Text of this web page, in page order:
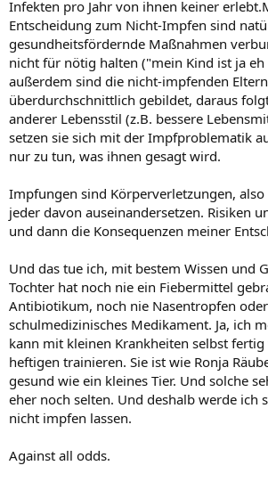
Infekten pro Jahr von ihnen keiner
Entscheidung zum Nicht-Impfen sind
gesundheitsfördernde Maßnahmen
nicht für nötig halten ("mein Kind ist ja
außerdem sind die nicht-impfenden Eltern
überdurchschnittlich gebildet, daraus
anderer Lebensstil (z.B. bessere
setzen sie sich mit der Impfproblematik
nur zu tun, was ihnen gesagt wird.
Impfungen sind Körperverletzungen,
jeder davon auseinandersetzen. Risiken
und dann die Konsequenzen meiner
Und das tue ich, mit bestem Wissen und
Tochter hat noch nie ein Fiebermittel
Antibiotikum, noch nie Nasentropfen
schulmedizinisches Medikament. Ja, ich
kann mit kleinen Krankheiten selbst
heftigen trainieren. Sie ist wie Ronja
gesund wie ein kleines Tier. Und solche
eher noch selten. Und deshalb werde ich
nicht impfen lassen.
Against all odds.